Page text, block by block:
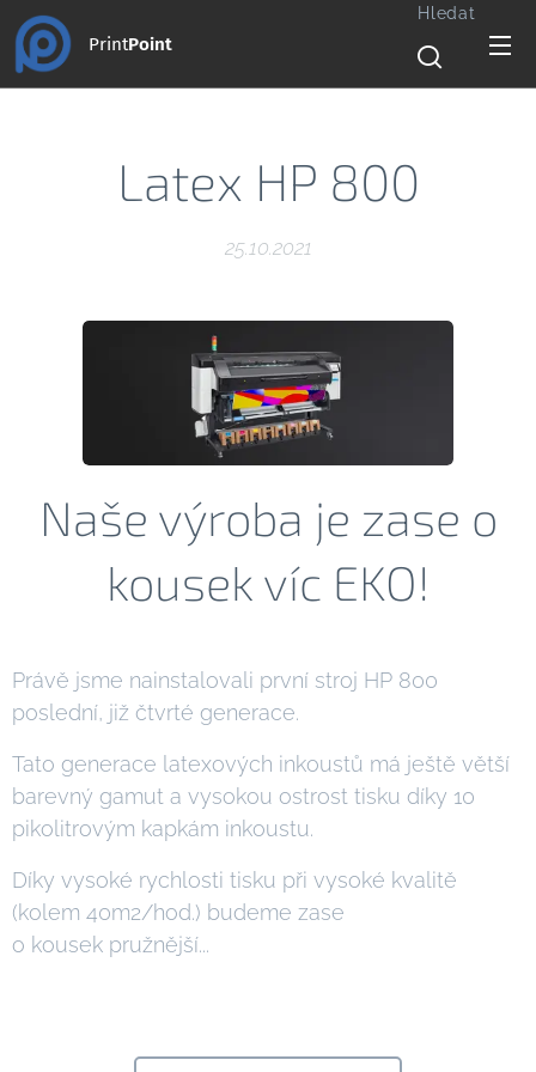
PrintPoint
Hledat
Latex HP 800
25.10.2021
Naše výroba je zase o
kousek víc EKO!
Právě jsme nainstalovali první stroj HP 800
poslední, již čtvrté generace.
Tato generace latexových inkoustů má ještě větší
barevný gamut a vysokou ostrost tisku díky 10
pikolitrovým kapkám inkoustu.
Díky vysoké rychlosti tisku při vysoké kvalitě
(kolem 40m2/hod.) budeme zase
o kousek pružnější...